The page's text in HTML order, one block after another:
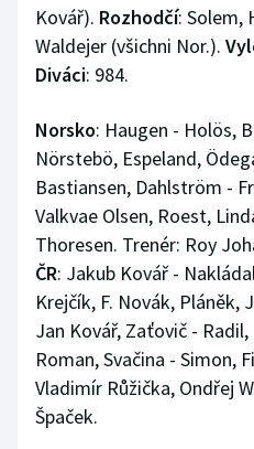
Kovář). Rozhodčí: Solem,
Waldejer (všichni Nor.).
Diváci: 984.
Norsko: Haugen - Holös,
Nörstebö, Espeland,
Bastiansen, Dahlström -
Valkvae Olsen, Roest,
Thoresen. Trenér: Roy
ČR: Jakub Kovář -
Krejčík, F. Novák, Pláněk,
Jan Kovář, Zaťovič -
Roman, Svačina - Simon,
Vladimír Růžička, Ondřej
Špaček.